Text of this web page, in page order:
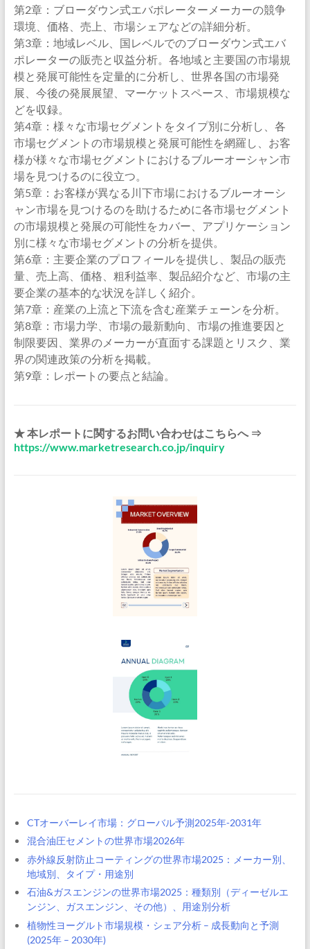
第2章：ブローダウン式エバポレーターメーカーの競争
環境、価格、売上、市場シェアなどの詳細分析。
第3章：地域レベル、国レベルでのブローダウン式エバ
ポレーターの販売と収益分析。各地域と主要国の市場規
模と発展可能性を定量的に分析し、世界各国の市場発
展、今後の発展展望、マーケットスペース、市場規模な
どを収録。
第4章：様々な市場セグメントをタイプ別に分析し、各
市場セグメントの市場規模と発展可能性を網羅し、お客
様が様々な市場セグメントにおけるブルーオーシャン市
場を見つけるのに役立つ。
第5章：お客様が異なる川下市場におけるブルーオーシ
ャン市場を見つけるのを助けるために各市場セグメント
の市場規模と発展の可能性をカバー、アプリケーション
別に様々な市場セグメントの分析を提供。
第6章：主要企業のプロフィールを提供し、製品の販売
量、売上高、価格、粗利益率、製品紹介など、市場の主
要企業の基本的な状況を詳しく紹介。
第7章：産業の上流と下流を含む産業チェーンを分析。
第8章：市場力学、市場の最新動向、市場の推進要因と
制限要因、業界のメーカーが直面する課題とリスク、業
界の関連政策の分析を掲載。
第9章：レポートの要点と結論。
★ 本レポートに関するお問い合わせはこちらへ ⇒
https://www.marketresearch.co.jp/inquiry
CTオーバーレイ市場：グローバル予測2025年-2031年
混合油圧セメントの世界市場2026年
赤外線反射防止コーティングの世界市場2025：メーカー別、
地域別、タイプ・用途別
石油&ガスエンジンの世界市場2025：種類別（ディーゼルエ
ンジン、ガスエンジン、その他）、用途別分析
植物性ヨーグルト市場規模・シェア分析 – 成長動向と予測
(2025年 – 2030年)